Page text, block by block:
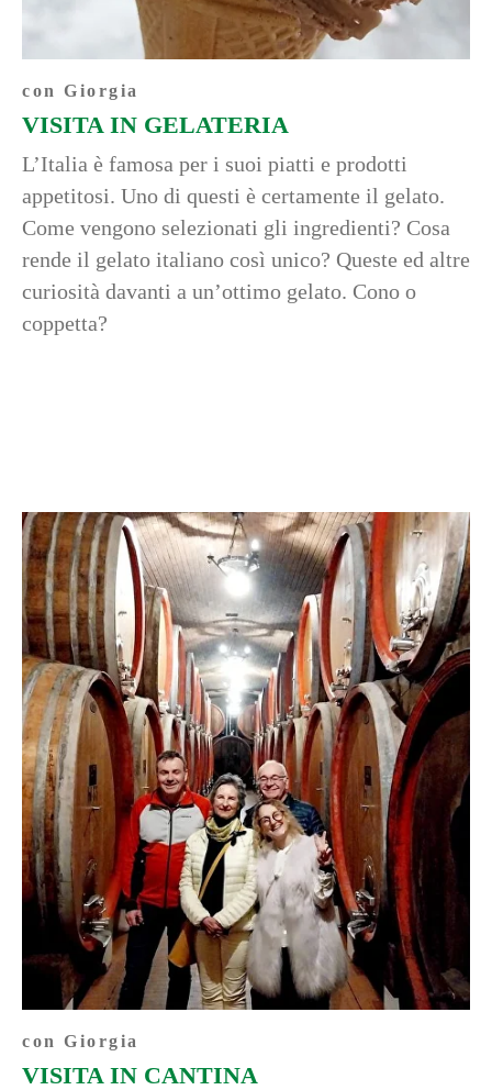
con Giorgia
VISITA IN GELATERIA
L’Italia è famosa per i suoi piatti e prodotti
appetitosi. Uno di questi è certamente il gelato.
Come vengono selezionati gli ingredienti? Cosa
rende il gelato italiano così unico? Queste ed altre
curiosità davanti a un’ottimo gelato. Cono o
coppetta?
con Giorgia
VISITA IN CANTINA